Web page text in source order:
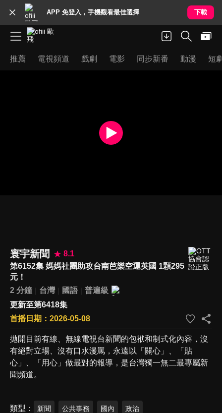
APP 免登入，手機觀看最佳選擇 下載
推薦 電視頻道 戲劇 電影 同步新番 動漫 短
寰宇新聞
8.1
第6152集 媽媽社團助攻台南芭樂空運英國 1顆295
元！
2 分鐘
台灣 國語
普遍級
更新至第6418集
首播日期：2026-05-08
拋開目前有線、無線電視台新聞的包袱和制式化內容，沒
有絕對立場、沒有口水漫罵，永遠以「關心」、「貼
心」、「用心」做最對的報導，是台灣獨一無二最專屬新
聞頻道。
類型 新聞 公共事務 國內 政治